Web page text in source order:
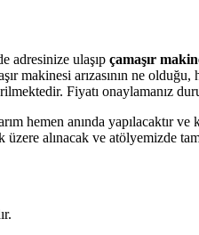
adresinize ulaşıp çamaşır
makinesi arızasının ne
Fiyatı onaylamanız
hemen anında yapılacaktır
alınacak ve atölyemizde